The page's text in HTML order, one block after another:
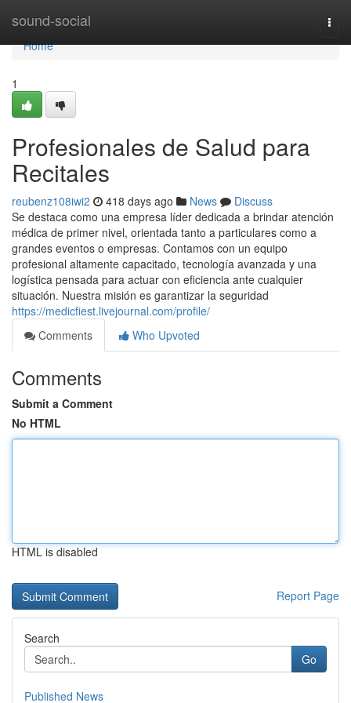
sound-social
Home
Home
1
Profesionales de Salud para
Recitales
reubenz108iwi2 418 days ago News
Discuss
Se destaca como una empresa líder dedicada a brindar atención
médica de primer nivel, orientada tanto a particulares como a
grandes eventos o empresas. Contamos con un equipo
profesional altamente capacitado, tecnología avanzada y una
logística pensada para actuar con eficiencia ante cualquier
situación. Nuestra misión es garantizar la seguridad
https://medicfiest.livejournal.com/profile/
Comments
Who Upvoted
Comments
Submit a Comment
No HTML
HTML is disabled
Report Page
Search
Go
Published News